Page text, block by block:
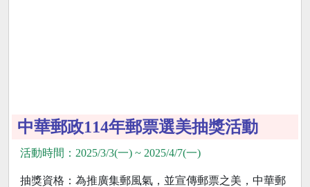
中華郵政114年郵票選美抽獎活動
活動時間：2025/3/3(一) ~ 2025/4/7(一)
抽獎資格：為推廣集郵風氣，並宣傳郵票之美，中華郵